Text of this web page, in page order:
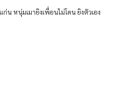
ก่น หนุ่มเมายิงเพื่อนไม่โดน ยิงตัวเอง